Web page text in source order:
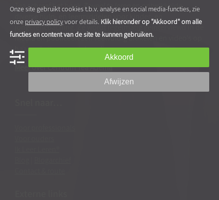
Tea schreef het boekZoveel te leren en ontwikkelde
diverse hulp- en leermiddelen voor kinder- en
jongerencoaching. Ze wordt regelmatig geïnterviewd in de
media en publiceert zelf veelvuldig artikelen en video’s op
haar website en social media.
Meer over Centrum Tea Adema
Onze site gebruikt cookies t.b.v. analyse en social media-functies, zie
onze privacy policyvoor details. Klik hieronder op "Akkoord" om alle
functies en content van de site te kunnen gebruiken.
Akkoord
Afwijzen